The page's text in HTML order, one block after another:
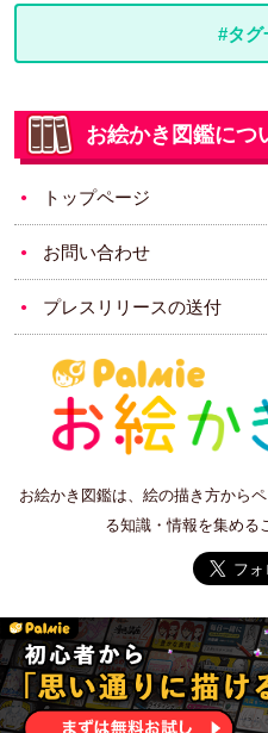
#タグ
お絵かき図鑑につ
トップページ
お問い合わせ
プレスリリースの送付
お絵かき図鑑は、絵の描き方から
る知識・情報を集める